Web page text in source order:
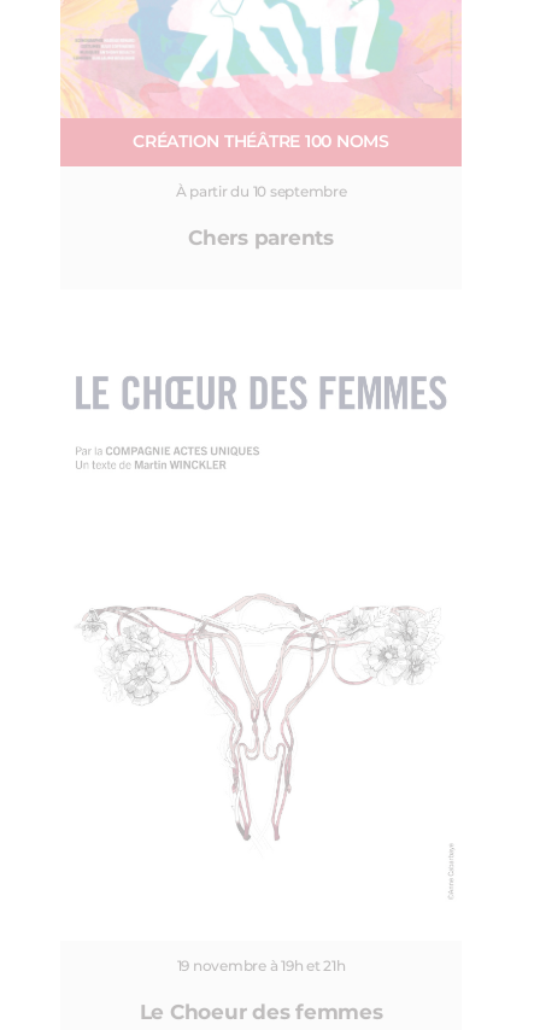
CRÉATION THÉÂTRE 100 NOMS
À partir du 10 septembre
Chers parents
19 novembre à 19h et 21h
Le Choeur des femmes